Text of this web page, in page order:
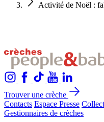
Activité de Noël :
Trouver une crèche
Contacts Espace Presse
Gestionnaires de crèches